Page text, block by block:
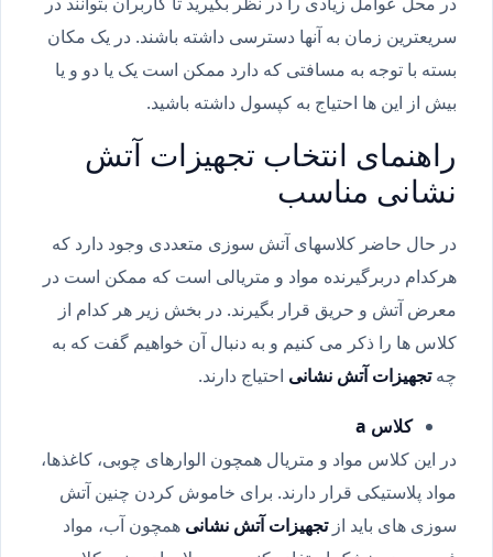
سریعترین زمان به آنها دسترسی داشته باشند. در یک مکان
بسته با توجه به مسافتی که دارد ممکن است یک یا دو و یا
بیش از این ها احتیاج به کپسول داشته باشید.
راهنمای انتخاب تجهیزات آتش
نشانی مناسب
در حال حاضر کلاسهای آتش سوزی متعددی وجود دارد که
هرکدام دربرگیرنده مواد و متریالی است که ممکن است در
معرض آتش و حریق قرار بگیرند. در بخش زیر هر کدام از
کلاس ها را ذکر می کنیم و به دنبال آن خواهیم گفت که به
چهتجهیزات آتش نشانیاحتیاج دارند.
کلاس a
در این کلاس مواد و متریال همچون الوارهای چوبی، کاغذها،
مواد پلاستیکی قرار دارند. برای خاموش کردن چنین آتش
سوزی های باید از تجهیزات آتش نشانیهمچون آب، مواد